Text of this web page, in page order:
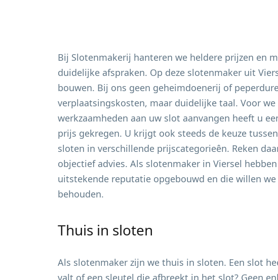
Bij Slotenmakerij hanteren we heldere prijzen en
duidelijke afspraken. Op deze slotenmaker uit
bouwen. Bij ons geen geheimdoenerij of
verplaatsingskosten, maar duidelijke taal. Voor we
werkzaamheden aan uw slot aanvangen heeft u
prijs gekregen. U krijgt ook steeds de keuze
sloten in verschillende prijscategorieên. Reken
objectief advies. Als slotenmaker in Viersel
uitstekende reputatie opgebouwd en die willen we
behouden.
Thuis in sloten
Als slotenmaker zijn we thuis in sloten. Een slot
valt of een sleutel die afbreekt in het slot? Geen